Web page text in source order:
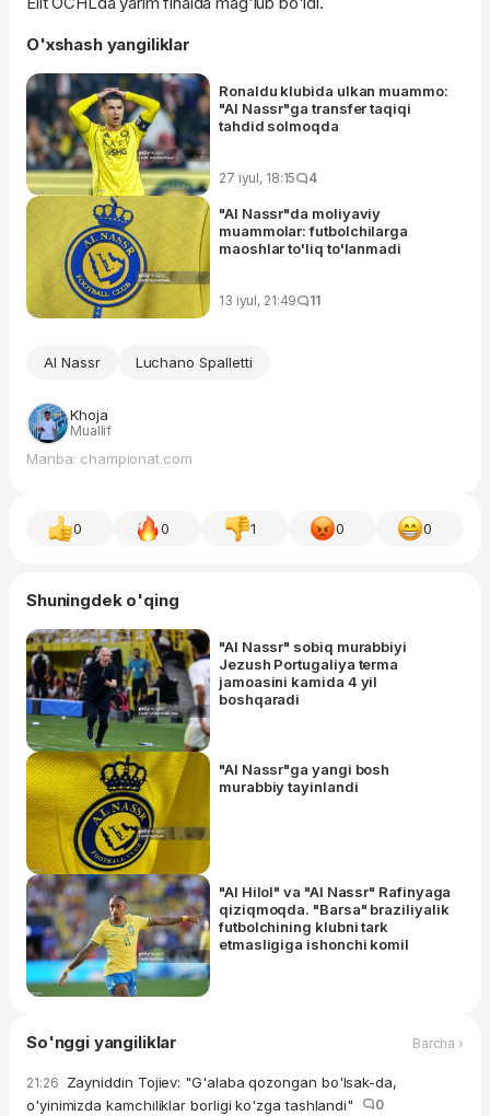
O'xshash yangiliklar
Ronaldu klubida ulkan muammo:
"Al Nassr"ga transfer taqiqi
tahdid solmoqda
27 iyul, 18:15 4
"Al Nassr"da moliyaviy
muammolar: futbolchilarga
maoshlar to'liq to'lanmadi
13 iyul, 21:49 11
Al Nassr Luchano Spalletti
Khoja
Muallif
Manba: championat.com
0 0 1 0 0
Shuningdek o'qing
"Al Nassr" sobiq murabbiyi
Jezush Portugaliya terma
jamoasini kamida 4 yil
boshqaradi
"Al Nassr"ga yangi bosh
murabbiy tayinlandi
"Al Hilol" va "Al Nassr" Rafinyaga
qiziqmoqda. "Barsa" braziliyalik
futbolchining klubni tark
etmasligiga ishonchi komil
So'nggi yangiliklar Barcha ›
21:26 Zayniddin Tojiev: "G'alaba qozongan bo'lsak-da,
o'yinimizda kamchiliklar borligi ko'zga tashlandi"
0